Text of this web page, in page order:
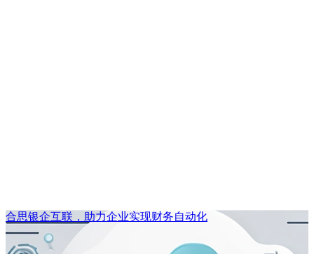
合思银企互联，助力企业实现财务自动化